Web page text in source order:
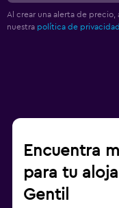
Al crear una alerta de precio,
nuestra política de privacidad.
Encuentra
para tu
Gentil